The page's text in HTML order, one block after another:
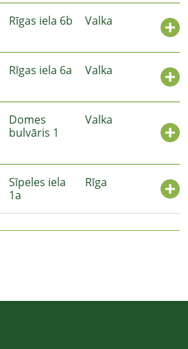
Rīgas iela 6b Valka
Rīgas iela 6a Valka
Domes
bulvāris 1
Valka
Sīpeles iela
1a
Rīga